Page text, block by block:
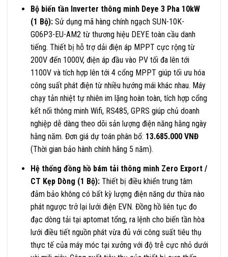
Bộ biến tần Inverter thông minh Deye 3 Pha 10kW
(1 Bộ):Sử dụng mã hàng chính ngạch SUN-10K-
G06P3-EU-AM2 từ thương hiệu DEYE toàn cầu danh
tiếng. Thiết bị hỗ trợ dải điện áp MPPT cực rộng từ
200V đến 1000V, điện áp đầu vào PV tối đa lên tới
1100V và tích hợp lên tới 4 cổng MPPT giúp tối ưu hóa
công suất phát điện từ nhiều hướng mái khác nhau. Máy
chạy tản nhiệt tự nhiên im lặng hoàn toàn, tích hợp cổng
kết nối thông minh Wifi, RS485, GPRS giúp chủ doanh
nghiệp dễ dàng theo dõi sản lượng điện năng hằng ngày
hằng năm. Đơn giá dự toán phân bổ: 13.685.000 VNĐ
(Thời gian bảo hành chính hãng 5 năm).
Hệ thống đồng hồ bám tải thông minh Zero Export /
CT Kẹp Dòng (1 Bộ):Thiết bị điều khiển trung tâm
đảm bảo không có bất kỳ lượng điện năng dư thừa nào
phát ngược trở lại lưới điện EVN. Đồng hồ liên tục đo
đạc dòng tải tại aptomat tổng, ra lệnh cho biến tần hòa
lưới điều tiết nguồn phát vừa đủ với công suất tiêu thụ
thực tế của máy móc tại xưởng với độ trễ cực nhỏ dưới